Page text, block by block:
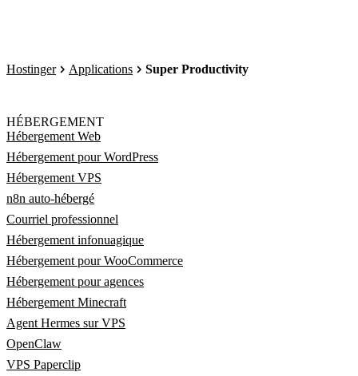
Hostinger Applications Super Productivity
HÉBERGEMENT
Hébergement Web
Hébergement pour WordPress
Hébergement VPS
n8n auto-hébergé
Courriel professionnel
Hébergement infonuagique
Hébergement pour WooCommerce
Hébergement pour agences
Hébergement Minecraft
Agent Hermes sur VPS
OpenClaw
VPS Paperclip